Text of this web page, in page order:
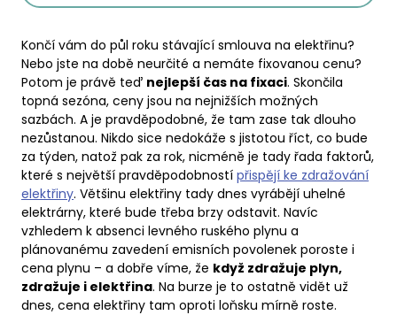
Končí vám do půl roku stávající smlouva na elektřinu?
Nebo jste na době neurčité a nemáte fixovanou cenu?
Potom je právě teď nejlepší čas na fixaci. Skončila
topná sezóna, ceny jsou na nejnižších možných
sazbách. A je pravděpodobné, že tam zase tak dlouho
nezůstanou. Nikdo sice nedokáže s jistotou říct, co bude
za týden, natož pak za rok, nicméně je tady řada faktorů,
které s největší pravděpodobností přispějí ke zdražování
elektřiny. Většinu elektřiny tady dnes vyrábějí uhelné
elektrárny, které bude třeba brzy odstavit. Navíc
vzhledem k absenci levného ruského plynu a
plánovanému zavedení emisních povolenek poroste i
cena plynu – a dobře víme, že když zdražuje plyn,
zdražuje i elektřina. Na burze je to ostatně vidět už
dnes, cena elektřiny tam oproti loňsku mírně roste.